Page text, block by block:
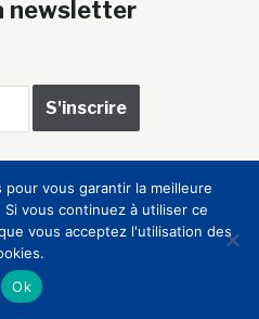
newsletter
&
France
vous garantir la meilleure
vous continuez à utiliser ce
vous acceptez l'utilisation des
Ok